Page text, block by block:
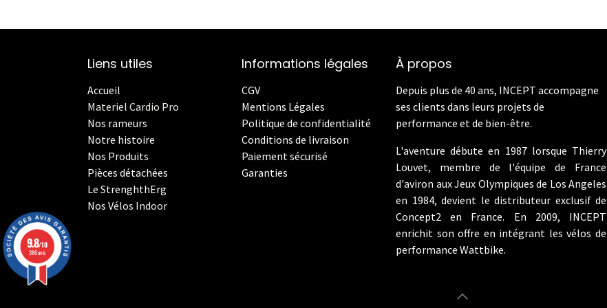
Liens utiles
Accueil
Materiel Cardio Pro
Nos rameurs
Notre histoire
Nos Produits
Pièces détachées
Le StrenghthErg
Nos Vélos Indoor
Informations légales
CGV
Mentions Légales
Politique de confidentialité
Conditions de livraison
Paiement sécurisé
Garanties
À propos
Depuis plus de 40 ans, INCEPT accompagne
ses clients dans leurs projets de
performance et de bien-être.
L'aventure débute en 1987 lorsque Thierry
Louvet, membre de l'équipe de France
d'aviron aux Jeux Olympiques de Los Angeles
en 1984, devient le distributeur exclusif de
Concept2 en France. En 2009, INCEPT
enrichit son offre en intégrant les vélos de
performance Wattbike.
9.8/10
380 avis